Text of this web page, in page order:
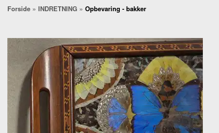
Forside » INDRETNING » Opbevaring - bakker